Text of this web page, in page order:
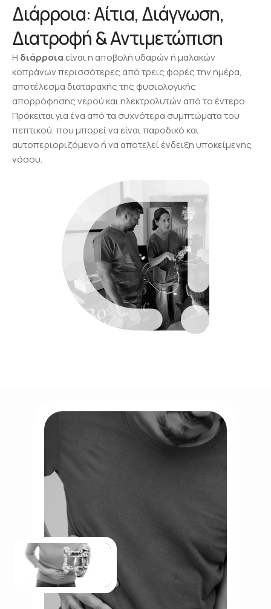
Διάρροια: Αίτια, Διάγνωση,
Διατροφή & Αντιμετώπιση
Η διάρροια είναι η αποβολή υδαρών ή μαλακών
κοπράνων περισσότερες από τρεις φορές την ημέρα,
αποτέλεσμα διαταραχής της φυσιολογικής
απορρόφησης νερού και ηλεκτρολυτών από το έντερο.
Πρόκειται για ένα από τα συχνότερα συμπτώματα του
πεπτικού, που μπορεί να είναι παροδικό και
αυτοπεριοριζόμενο ή να αποτελεί ένδειξη υποκείμενης
νόσου.